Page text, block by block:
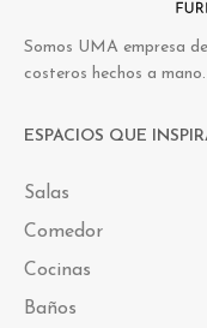
Somos UMA empresa
costeros hechos a mano.
ESPACIOS QUE
Salas
Comedor
Cocinas
Baños